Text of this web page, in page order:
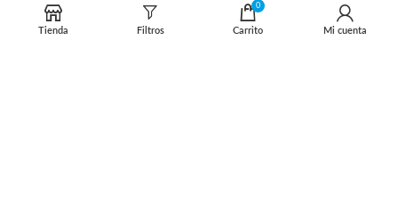
DISTRIBUIDOR OFICIAL
Tienda Filtros
0
Carrito Mi cuenta